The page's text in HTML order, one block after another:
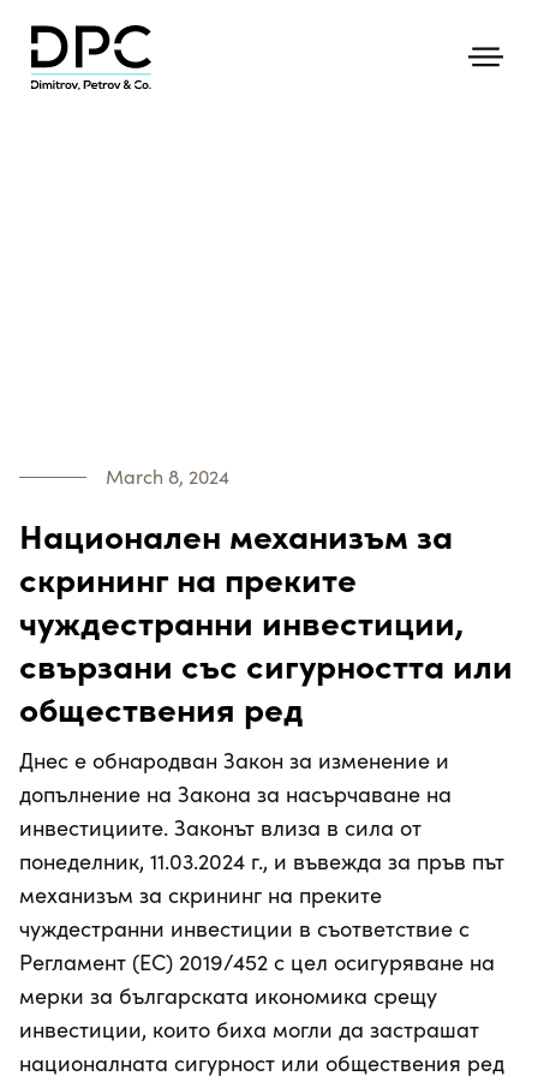
March 8, 2024
Национален механизъм за
скрининг на преките
чуждестранни инвестиции,
свързани със сигурността или
обществения ред
Днес е обнародван Закон за изменение и
допълнение на Закона за насърчаване на
инвестициите. Законът влиза в сила от
понеделник, 11.03.2024 г., и въвежда за пръв път
механизъм за скрининг на преките
чуждестранни инвестиции в съответствие с
Регламент (ЕС) 2019/452 с цел осигуряване на
мерки за българската икономика срещу
инвестиции, които биха могли да застрашат
националната сигурност или обществения ред